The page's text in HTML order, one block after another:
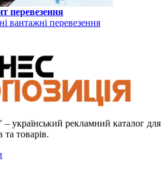
перевезення
вантажні перевезення
український рекламний каталог для
та товарів.